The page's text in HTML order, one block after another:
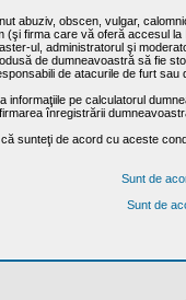
abuziv, obscen, vulgar,
(şi firma care vă oferă accesul
ul, administratorul şi
de dumneavoastră să fie
de atacurile de furt
pe calculatorul
înregistrării
sunteţi de acord cu aceste
Sunt de
Sunt de